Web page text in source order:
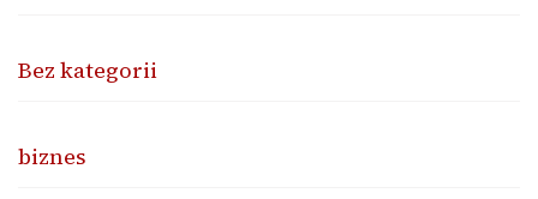
Bez kategorii
biznes